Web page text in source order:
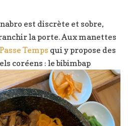
,
6
est discrète et sobre,
la porte. Aux manettes
Passe Temps qui y propose des
coréens : le bibimbap